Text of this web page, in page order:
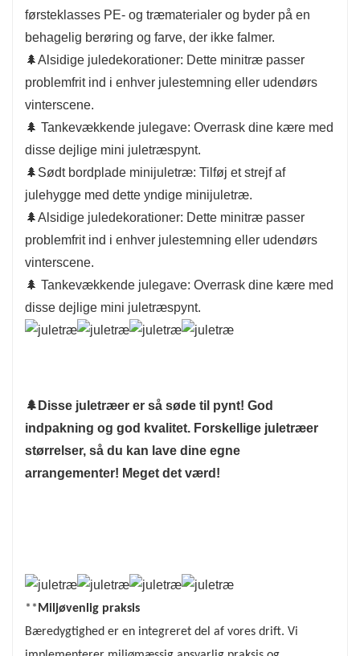
førsteklasses PE- og træmaterialer og byder på en
behagelig berøring og farve, der ikke falmer.
🌲Alsidige juledekorationer: Dette minitræ passer
problemfrit ind i enhver julestemning eller udendørs
vinterscene.
🌲 Tankevækkende julegave: Overrask dine kære med
disse dejlige mini juletræspynt.
🌲Sødt bordplade minijuletræ: Tilføj et strejf af
julehygge med dette yndige minijuletræ.
🌲Alsidige juledekorationer: Dette minitræ passer
problemfrit ind i enhver julestemning eller udendørs
vinterscene.
🌲 Tankevækkende julegave: Overrask dine kære med
disse dejlige mini juletræspynt.
🌲 Disse juletræer er så søde til pynt! God
indpakning og god kvalitet. Forskellige juletræer
størrelser, så du kan lave dine egne
arrangementer! Meget det værd!
**Miljøvenlig praksis
Bæredygtighed er en integreret del af vores drift. Vi